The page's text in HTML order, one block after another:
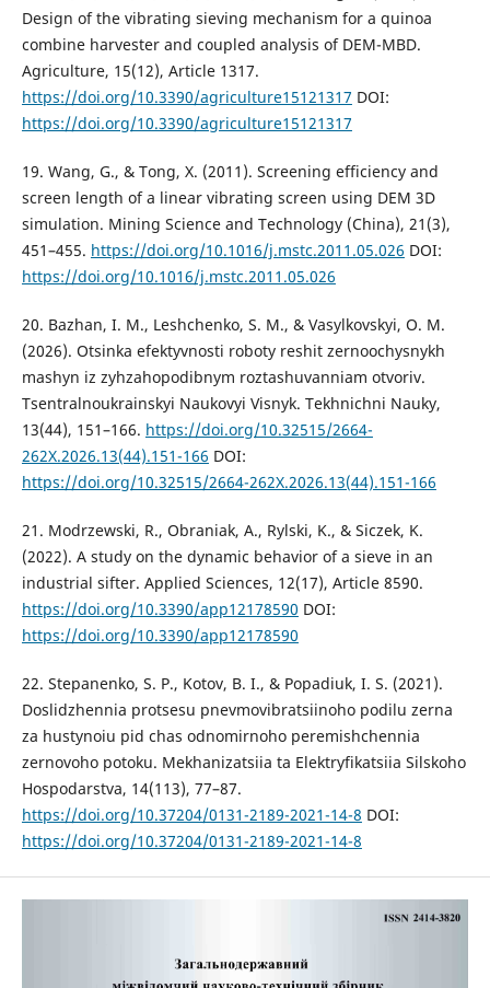
Design of the vibrating sieving mechanism for a quinoa
combine harvester and coupled analysis of DEM-MBD.
Agriculture, 15(12), Article 1317.
https://doi.org/10.3390/agriculture15121317 DOI:
https://doi.org/10.3390/agriculture15121317
19. Wang, G., & Tong, X. (2011). Screening efficiency and
screen length of a linear vibrating screen using DEM 3D
simulation. Mining Science and Technology (China), 21(3),
451–455. https://doi.org/10.1016/j.mstc.2011.05.026 DOI:
https://doi.org/10.1016/j.mstc.2011.05.026
20. Bazhan, I. M., Leshchenko, S. M., & Vasylkovskyi, O. M.
(2026). Otsinka efektyvnosti roboty reshit zernoochysnykh
mashyn iz zyhzahopodibnym roztashuvanniam otvoriv.
Tsentralnoukrainskyi Naukovyi Visnyk. Tekhnichni Nauky,
13(44), 151–166. https://doi.org/10.32515/2664-
262X.2026.13(44).151-166 DOI:
https://doi.org/10.32515/2664-262X.2026.13(44).151-166
21. Modrzewski, R., Obraniak, A., Rylski, K., & Siczek, K.
(2022). A study on the dynamic behavior of a sieve in an
industrial sifter. Applied Sciences, 12(17), Article 8590.
https://doi.org/10.3390/app12178590 DOI:
https://doi.org/10.3390/app12178590
22. Stepanenko, S. P., Kotov, B. I., & Popadiuk, I. S. (2021).
Doslidzhennia protsesu pnevmovibratsiinoho podilu zerna
za hustynoiu pid chas odnomirnoho peremishchennia
zernovoho potoku. Mekhanizatsiia ta Elektryfikatsiia Silskoho
Hospodarstva, 14(113), 77–87.
https://doi.org/10.37204/0131-2189-2021-14-8 DOI:
https://doi.org/10.37204/0131-2189-2021-14-8